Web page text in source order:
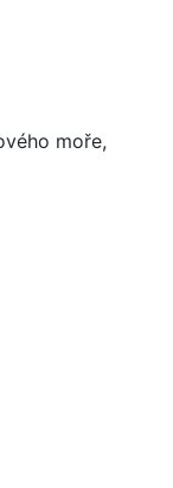
moře,